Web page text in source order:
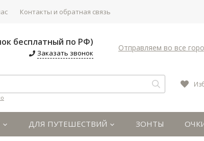
Контакты и обратная связь
бесплатный по РФ)
Заказать звонок
Отправляем во все
ДЛЯ ПУТЕШЕСТВИЙ ЗОНТЫ